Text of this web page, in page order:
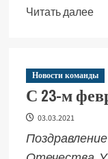
Читать далее
Новости команды
С 23-м
03.03.2021